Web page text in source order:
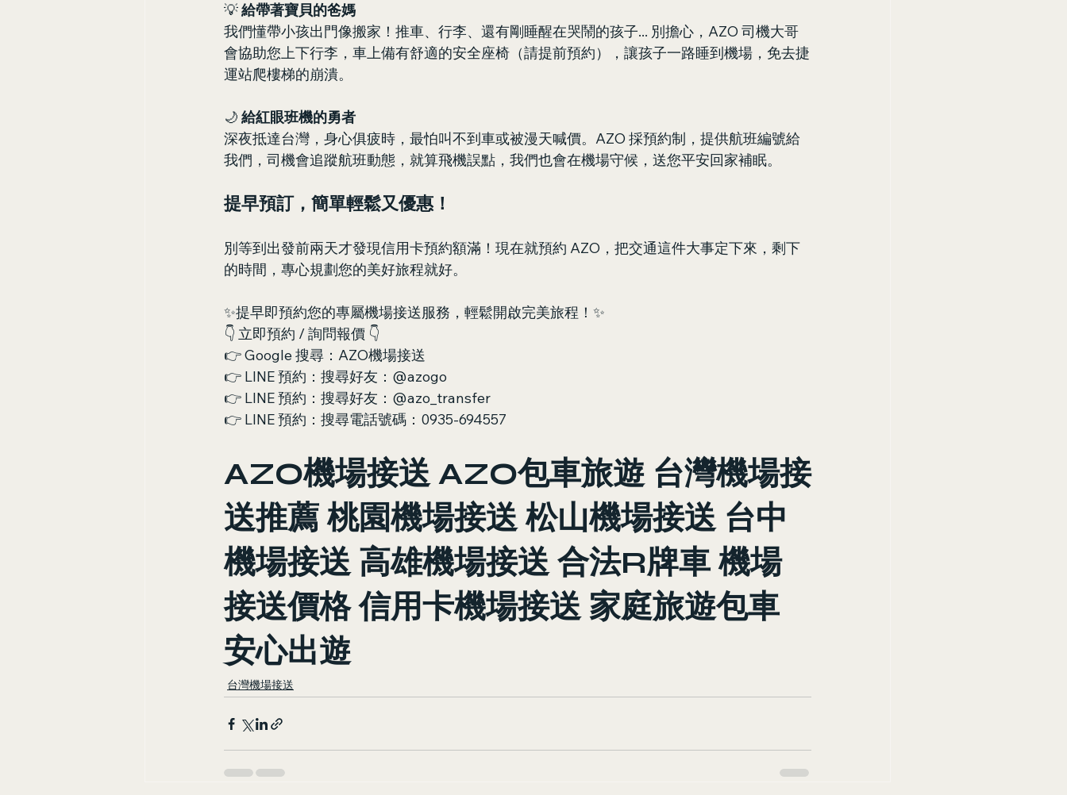
💡 給帶著寶貝的爸媽
我們懂帶小孩出門像搬家！推車、行李、還有剛睡醒在哭鬧的孩子... 別擔心，AZO 司機大哥
會協助您上下行李，車上備有舒適的安全座椅（請提前預約），讓孩子一路睡到機場，免去捷
運站爬樓梯的崩潰。
🌙 給紅眼班機的勇者
深夜抵達台灣，身心俱疲時，最怕叫不到車或被漫天喊價。AZO 採預約制，提供航班編號給
我們，司機會追蹤航班動態，就算飛機誤點，我們也會在機場守候，送您平安回家補眠。
提早預訂，簡單輕鬆又優惠！
別等到出發前兩天才發現信用卡預約額滿！現在就預約 AZO，把交通這件大事定下來，剩下
的時間，專心規劃您的美好旅程就好。
✨提早即預約您的專屬機場接送服務，輕鬆開啟完美旅程！✨
👇 立即預約 / 詢問報價 👇
👉 Google 搜尋：AZO機場接送
👉 LINE 預約：搜尋好友：@azogo
👉 LINE 預約：搜尋好友：@azo_transfer
👉 LINE 預約：搜尋電話號碼：0935-694557
AZO機場接送 AZO包車旅遊 台灣機場接
送推薦 桃園機場接送 松山機場接送 台中
機場接送 高雄機場接送 合法R牌車 機場
接送價格 信用卡機場接送 家庭旅遊包車
安心出遊
台灣機場接送